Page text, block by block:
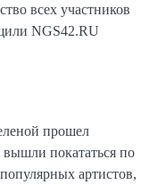
всех участников
NGS42.RU
прошел
покататься по
артистов,